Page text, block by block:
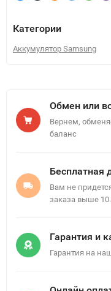
Категории
Аккумулятор Samsung
Обмен или
Вернем,
баланс
Бесплатная
Вам не
заказа выше
Гарантия и
Гарантия на